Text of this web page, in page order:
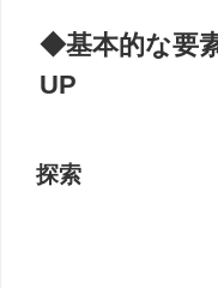
◆基本的な要
UP
探索